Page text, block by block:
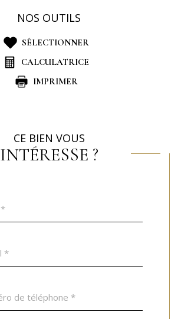
NOS OUTILS
SÉLECTIONNER
CALCULATRICE
IMPRIMER
CE BIEN VOUS
INTÉRESSE ?